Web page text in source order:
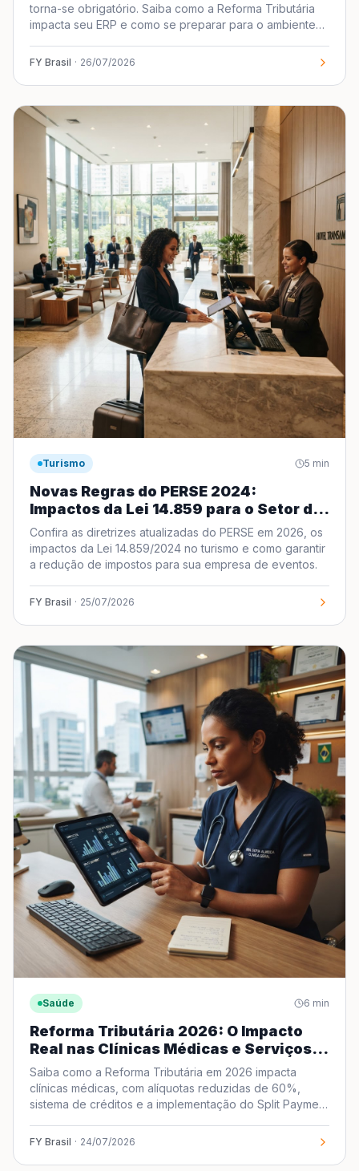
torna-se obrigatório. Saiba como a Reforma Tributária
impacta seu ERP e como se preparar para o ambiente
FY Brasil · 26/07/2026
Turismo 5 min
Novas Regras do PERSE 2024:
Impactos da Lei 14.859 para o Setor de
Turismo
Confira as diretrizes atualizadas do PERSE em 2026, os
impactos da Lei 14.859/2024 no turismo e como garantir
a redução de impostos para sua empresa de eventos.
FY Brasil · 25/07/2026
Saúde 6 min
Reforma Tributária 2026: O Impacto
Real nas Clínicas Médicas e Serviços
de Saúde
Saiba como a Reforma Tributária em 2026 impacta
clínicas médicas, com alíquotas reduzidas de 60%,
sistema de créditos e a implementação do Split Payment
FY Brasil · 24/07/2026